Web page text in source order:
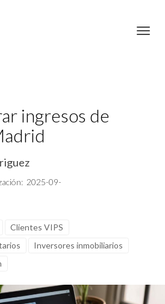
ingresos de
2025-09-
Clientes VIPS
Inversores inmobiliarios